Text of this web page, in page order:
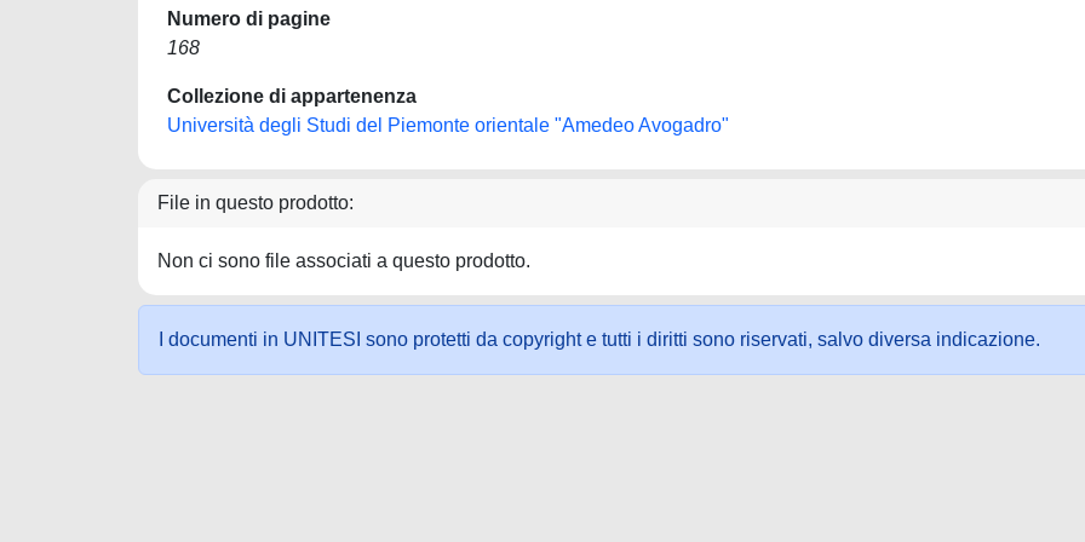
Numero di pagine
168
Collezione di appartenenza
Università degli Studi del Piemonte orientale "Amedeo Avogadro"
File in questo prodotto:
Non ci sono file associati a questo prodotto.
I documenti in UNITESI sono protetti da copyright e tutti i diritti sono riservati, salvo diversa indicazione.